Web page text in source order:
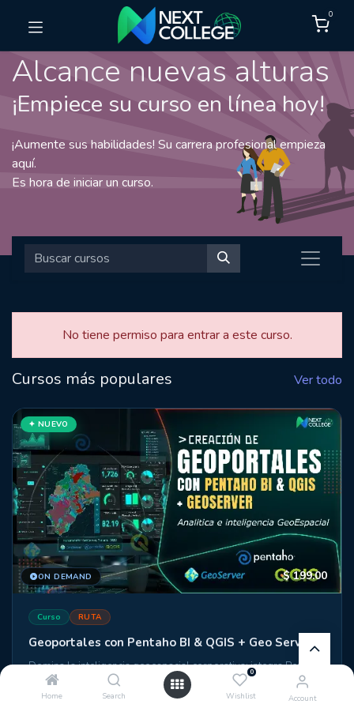
Home Search
0
Wishlist Account
0
Alcance nuevas alturas
¡Empiece su curso en línea hoy!
¡Aumente sus habilidades! Su carrera profesional empieza
aquí.
Es hora de iniciar un curso.
No tiene permiso para entrar a este curso.
Ver todo
Cursos más populares
ON DEMAND
✦ NUEVO
$199.00
Curso RUTA
Geoportales con Pentaho BI & QGIS + Geo Server
Domina la inteligencia geoespacial corporativa: integra Pentaho,
QGIS y GeoServer para construir portales de datos con mapas
interactivos, dashboards dinámicos y análisis territorial